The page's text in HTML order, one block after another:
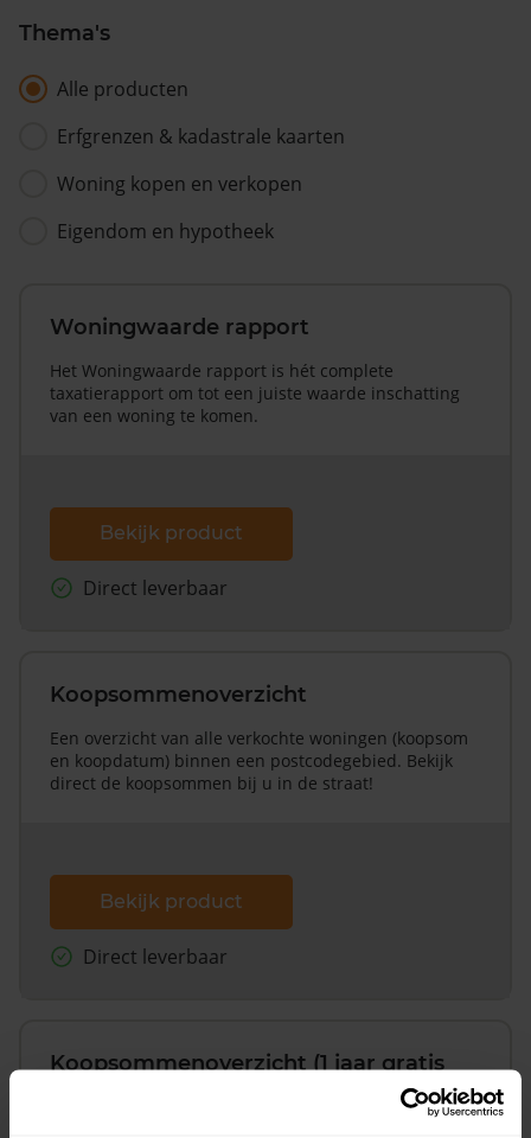
Thema's
Alle producten
Erfgrenzen & kadastrale kaarten
Woning kopen en verkopen
Eigendom en hypotheek
Woningwaarde rapport
Het Woningwaarde rapport is hét complete
taxatierapport om tot een juiste waarde inschatting
van een woning te komen.
Bekijk product
Direct leverbaar
Koopsommenoverzicht
Een overzicht van alle verkochte woningen (koopsom
en koopdatum) binnen een postcodegebied. Bekijk
direct de koopsommen bij u in de straat!
Bekijk product
Direct leverbaar
Koopsommenoverzicht (1 jaar gratis